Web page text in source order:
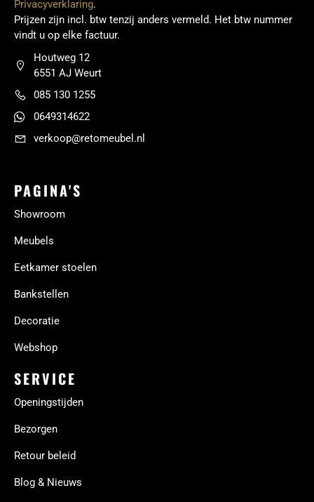
Privacyverklaring.
Prijzen zijn incl. btw tenzij anders vermeld. Het btw nummer
vindt u op elke factuur.
Houtweg 12
6551 AJ Weurt
085 130 1255
0649314622
verkoop@retomeubel.nl
PAGINA'S
Showroom
Meubels
Eetkamer stoelen
Bankstellen
Decoratie
Webshop
SERVICE
Openingstijden
Bezorgen
Retour beleid
Blog & Nieuws